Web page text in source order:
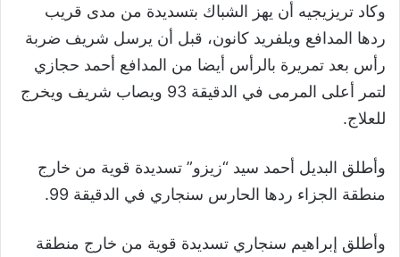
وكاد تريزيجيه أن يهز الشباك بتسديدة من مدى قريب
ردها المدافع ويلفريد كانون، قبل أن يرسل شريف ضربة
رأس بعد تمريرة بالرأس أيضا من المدافع أحمد حجازي
لتمر أعلى المرمى في الدقيقة 93 ويصاب شريف ويخرج
للعلاج.
وأطلق البديل أحمد سيد “زيزو” تسديدة قوية من خارج
منطقة الجزاء ردها الحارس سنجاري في الدقيقة 99.
وأطلق إبراهيم سنجاري تسديدة قوية من خارج منطقة